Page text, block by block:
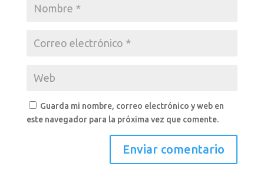
Guarda mi nombre, correo electrónico y web en
este navegador para la próxima vez que comente.